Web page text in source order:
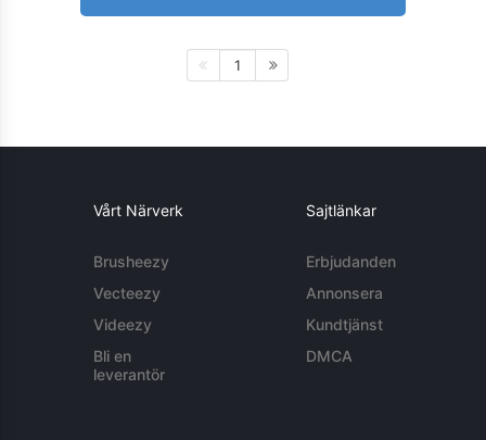
1
Vårt Närverk
Brusheezy
Vecteezy
Videezy
Bli en
leverantör
Sajtlänkar
Erbjudanden
Annonsera
Kundtjänst
DMCA